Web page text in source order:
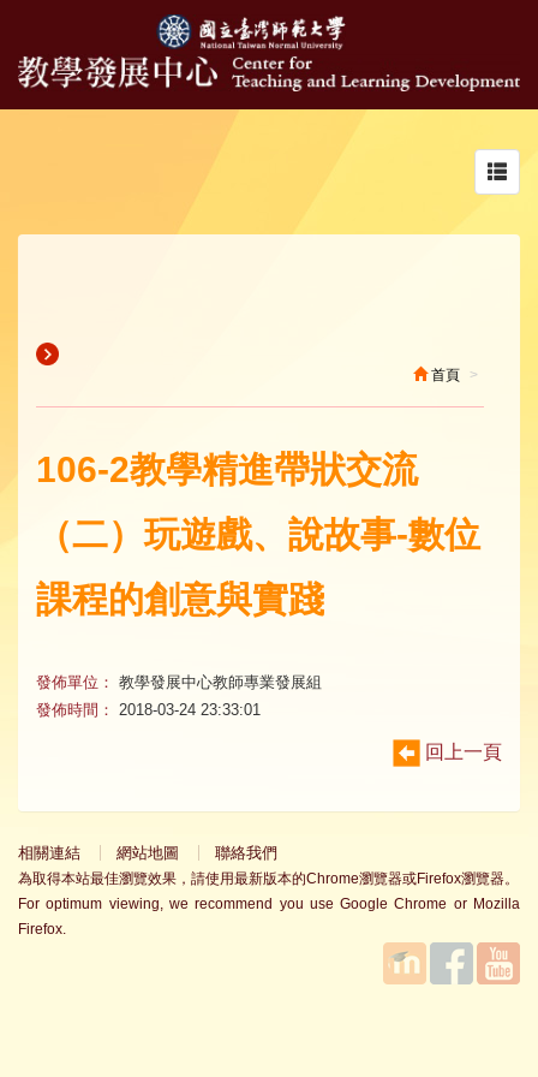
首頁
106-2教學精進帶狀交流
（二）玩遊戲、說故事-數位
課程的創意與實踐
發佈單位： 教學發展中心教師專業發展組
發佈時間：
2018-03-24 23:33:01
回上一頁
相關連結 網站地圖 聯絡我們
為取得本站最佳瀏覽效果，請使用最新版本的Chrome瀏覽器或Firefox瀏覽器。
For optimum viewing, we recommend you use Google Chrome or Mozilla
Firefox.